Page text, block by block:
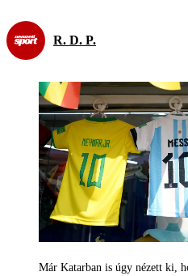
R. D. P.
Már Katarban is úgy nézett ki,